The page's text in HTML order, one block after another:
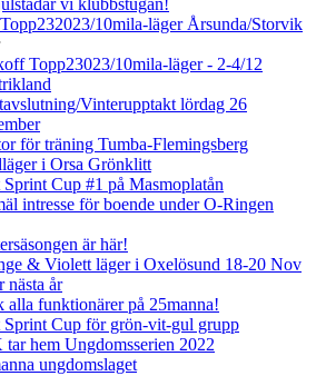
vi klubbstugan!
10mila-läger Årsunda/Storvik
Topp23023/10mila-läger - 2-4/12
Vinterupptakt lördag 26
för träning Tumba-Flemingsberg
i Orsa Grönklitt
Sprint Cup #1 på Masmoplatån
intresse för boende under O-Ringen
är här!
& Violett läger i Oxelösund 18-20 Nov
nästa år
alla funktionärer på 25manna!
Sprint Cup för grön-vit-gul grupp
tar hem Ungdomsserien 2022
ungdomslaget